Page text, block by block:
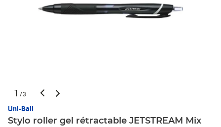
1 /3
Uni-Ball
Stylo roller gel rétractable JETSTREAM Mix